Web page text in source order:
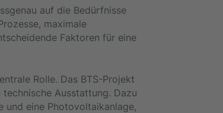
auf die Bedürfnisse
maximale
Faktoren für eine
Rolle. Das BTS-Projekt
Ausstattung. Dazu
und eine Photovoltaikanlage,